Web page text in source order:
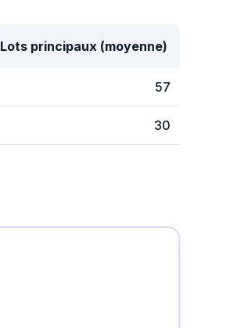
Lots principaux (moyenne)
57
30